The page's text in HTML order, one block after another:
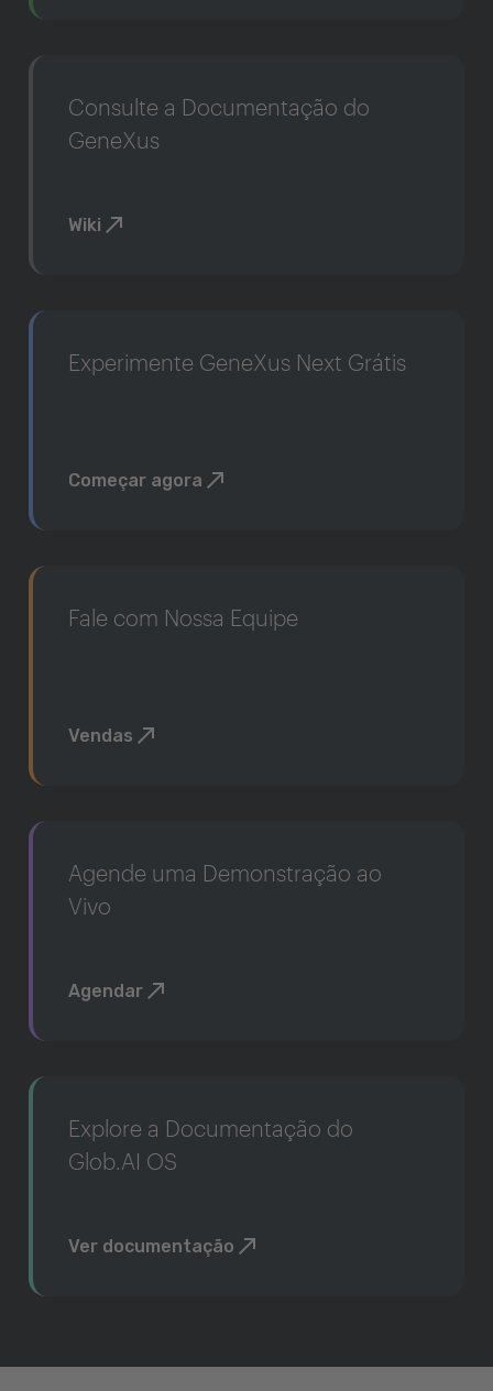
Consulte a Documentação do
GeneXus
Wiki
Experimente GeneXus Next Grátis
Começar agora
Fale com Nossa Equipe
Vendas
Agende uma Demonstração ao
Vivo
Agendar
Explore a Documentação do
Glob.AI OS
Ver documentação